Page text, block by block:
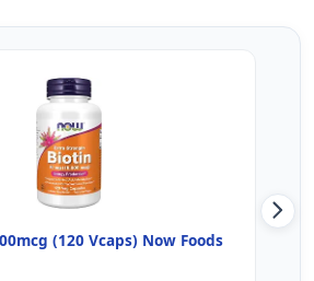
(120 Vcaps) Now Foods